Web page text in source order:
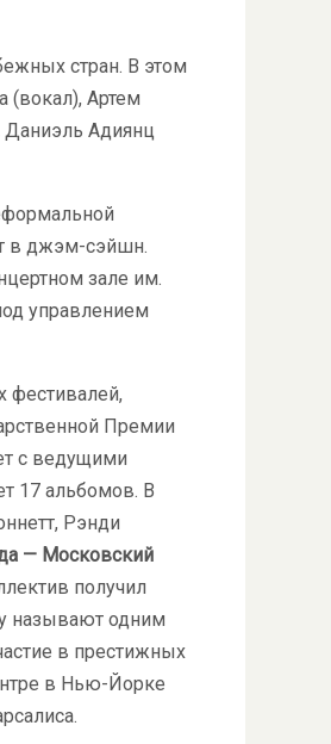
стран. В этом
(вокал), Артем
Даниэль Адиянц
в джэм-сэйшн.
зале им.
управлением
фестивалей,
Премии
с ведущими
17 альбомов. В
Рэнди
— Московский
получил
называют одним
в престижных
в Нью-Йорке